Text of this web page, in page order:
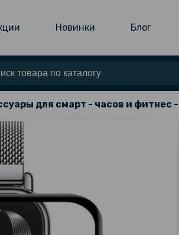
Новинки Блог
для смарт - часов и фитнес